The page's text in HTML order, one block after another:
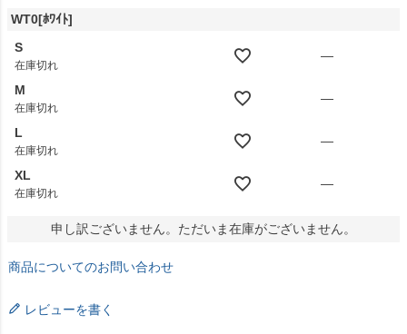
WT0[ﾎﾜｲﾄ]
S
在庫切れ
—
M
在庫切れ
—
L
在庫切れ
—
XL
在庫切れ
—
申し訳ございません。ただいま在庫がございません。
商品についてのお問い合わせ
レビューを書く